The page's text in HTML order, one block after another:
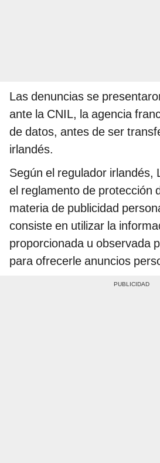
Las denuncias se
ante la CNIL, la agencia
de datos, antes de ser
irlandés.
Según el regulador irlandés,
el reglamento de protección
materia de publicidad
consiste en utilizar la
proporcionada u observada
para ofrecerle anuncios